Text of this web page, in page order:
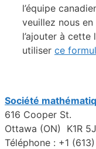
l’équipe
veuillez nous
l’ajouter à
utiliser ce
Société
616 Cooper St.
Ottawa (ON) K1R
Téléphone : +1